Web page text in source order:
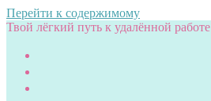
Перейти к содержимому
Твой лёгкий путь к удалённой работе